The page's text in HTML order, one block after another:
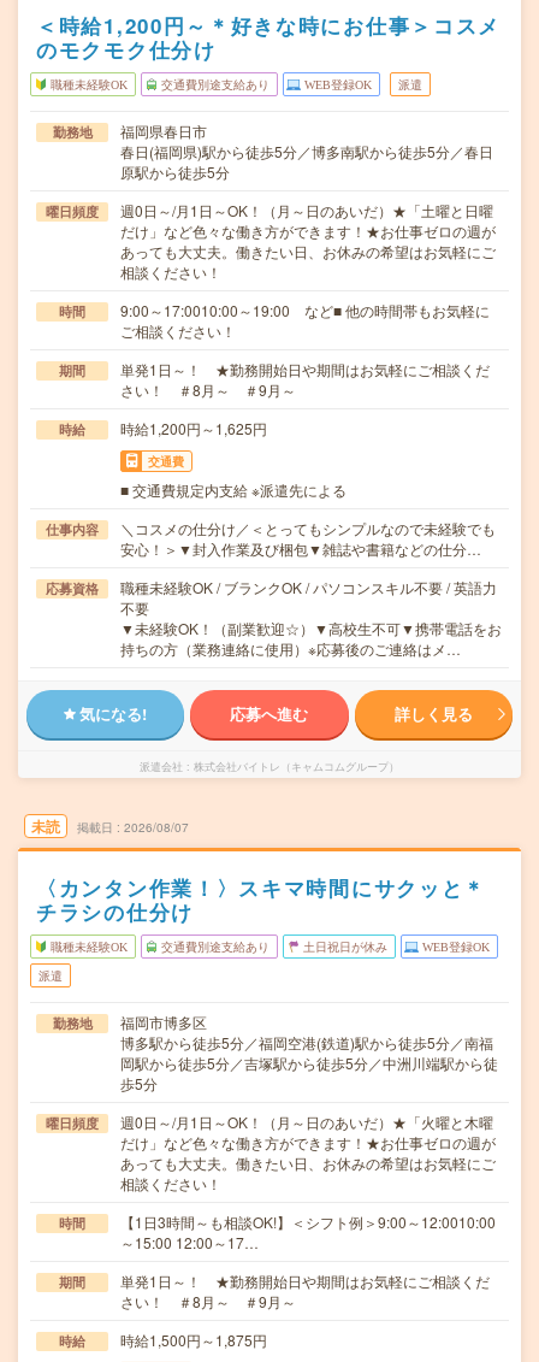
＜時給1,200円～＊好きな時にお仕事＞コスメ
のモクモク仕分け
職種未経験OK 交通費別途支給あり WEB登録OK 派遣
勤務地
福岡県春日市
春日(福岡県)駅から徒歩5分／博多南駅から徒歩5分／春日
原駅から徒歩5分
曜日頻度
週0日～/月1日～OK！（月～日のあいだ）★「土曜と日曜
だけ」など色々な働き方ができます！★お仕事ゼロの週が
あっても大丈夫。働きたい日、お休みの希望はお気軽にご
相談ください！
時間
9:00～17:0010:00～19:00 など■ 他の時間帯もお気軽に
ご相談ください！
期間
単発1日～！ ★勤務開始日や期間はお気軽にご相談くだ
さい！ ＃8月～ ＃9月～
時給 時給1,200円～1,625円
交通費
■ 交通費規定内支給 ※派遣先による
仕事内容
＼コスメの仕分け／＜とってもシンプルなので未経験でも
安心！＞▼封入作業及び梱包▼雑誌や書籍などの仕分…
応募資格
職種未経験OK / ブランクOK / パソコンスキル不要 / 英語力
不要
▼未経験OK！（副業歓迎☆）▼高校生不可▼携帯電話をお
持ちの方（業務連絡に使用）※応募後のご連絡はメ…
気になる! 応募へ進む 詳しく見る
派遣会社 株式会社バイトレ（キャムコムグループ）
未読 掲載日 2026/08/07
〈カンタン作業！〉スキマ時間にサクッと＊
チラシの仕分け
職種未経験OK 交通費別途支給あり 土日祝日が休み WEB登録OK
派遣
勤務地
福岡市博多区
博多駅から徒歩5分／福岡空港(鉄道)駅から徒歩5分／南福
岡駅から徒歩5分／吉塚駅から徒歩5分／中洲川端駅から徒
歩5分
曜日頻度
週0日～/月1日～OK！（月～日のあいだ）★「火曜と木曜
だけ」など色々な働き方ができます！★お仕事ゼロの週が
あっても大丈夫。働きたい日、お休みの希望はお気軽にご
相談ください！
時間
【1日3時間～も相談OK!】＜シフト例＞9:00～12:0010:00
～15:00 12:00～17…
期間
単発1日～！ ★勤務開始日や期間はお気軽にご相談くだ
さい！ ＃8月～ ＃9月～
時給 時給1,500円～1,875円